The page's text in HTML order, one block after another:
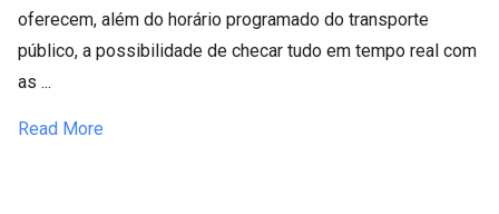
oferecem, além do horário programado do transporte
público, a possibilidade de checar tudo em tempo real com
as ...
Read More